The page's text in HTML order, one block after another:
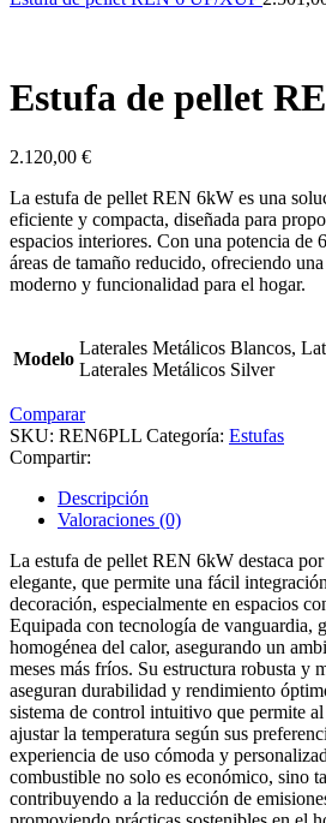
Estufa de pellet
2.120,00 €
La estufa de pellet REN 6kW es una
eficiente y compacta, diseñada para
espacios interiores. Con una potencia de
áreas de tamaño reducido, ofreciendo
moderno y funcionalidad para el hogar.
Modelo
Laterales Metálicos Blancos,
Laterales Metálicos Silver
Comparar
SKU: REN6PLL Categoría: Estufas
Compartir:
Descripción
Valoraciones (0)
La estufa de pellet REN 6kW destaca
elegante, que permite una fácil
decoración, especialmente en espacios
Equipada con tecnología de vanguardia,
homogénea del calor, asegurando un
meses más fríos. Su estructura robusta y
aseguran durabilidad y rendimiento
sistema de control intuitivo que permite
ajustar la temperatura según sus
experiencia de uso cómoda y
combustible no solo es económico, sino
contribuyendo a la reducción de